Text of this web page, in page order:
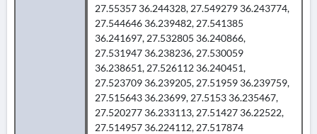
27.55357 36.244328, 27.549279 36.243774,
27.544646 36.239482, 27.541385
36.241697, 27.532805 36.240866,
27.531947 36.238236, 27.530059
36.238651, 27.526112 36.240451,
27.523709 36.239205, 27.51959 36.239759,
27.515643 36.23699, 27.5153 36.235467,
27.520277 36.233113, 27.51427 36.22522,
27.514957 36.224112, 27.517874